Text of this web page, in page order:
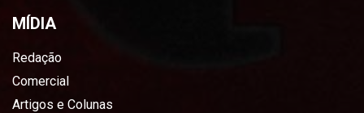
MÍDIA
Redação
Comercial
Artigos e Colunas